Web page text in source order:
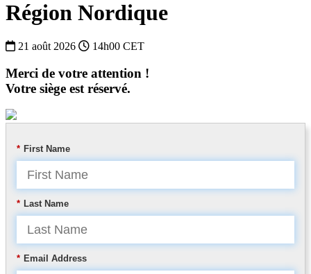
Région Nordique
21 août 2026 14h00 CET
Merci de votre attention !
Votre siège est réservé.
* First Name
* Last Name
* Email Address